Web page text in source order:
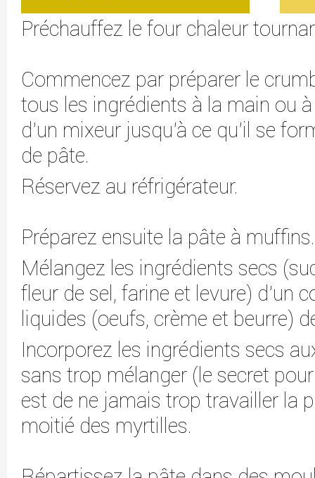
Préchauffez le four chaleur
Commencez par préparer le
tous les ingrédients à la main ou
d'un mixeur jusqu’à ce qu’il se
de pâte.
Réservez au réfrigérateur.
Préparez ensuite la pâte à muffins.
Mélangez les ingrédients secs
fleur de sel, farine et levure) d’un
liquides (oeufs, crème et beurre)
Incorporez les ingrédients secs
sans trop mélanger (le secret
est de ne jamais trop travailler la
moitié des myrtilles.